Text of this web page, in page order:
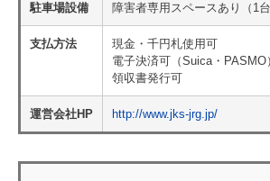
駐車場設備 障害者専用スペースあり（1台
支払方法
現金・千円札使用可
電子決済可（Suica・PASMO
領収書発行可
運営会社HP http://www.jks-jrg.jp/